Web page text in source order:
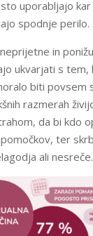
uporabljajo
spodnje perilo.
in
ukvarjati s tem,
biti povsem
razmerah
da bi kdo
ter
ali nesreče.